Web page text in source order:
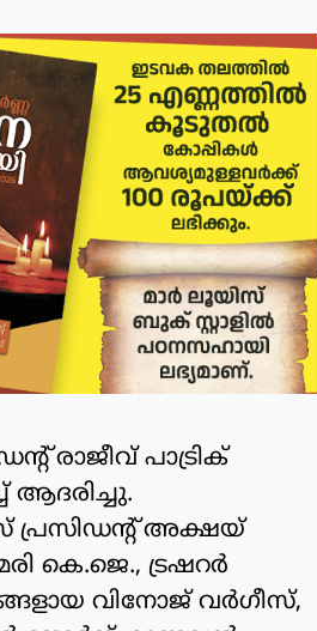
രാജീവ് പാട്രിക്
ആദരിച്ചു.
പ്രസിഡന്റ് അക്ഷയ്
കെ.ജെ., ട്രഷറർ
വിനോജ് വർഗീസ്,